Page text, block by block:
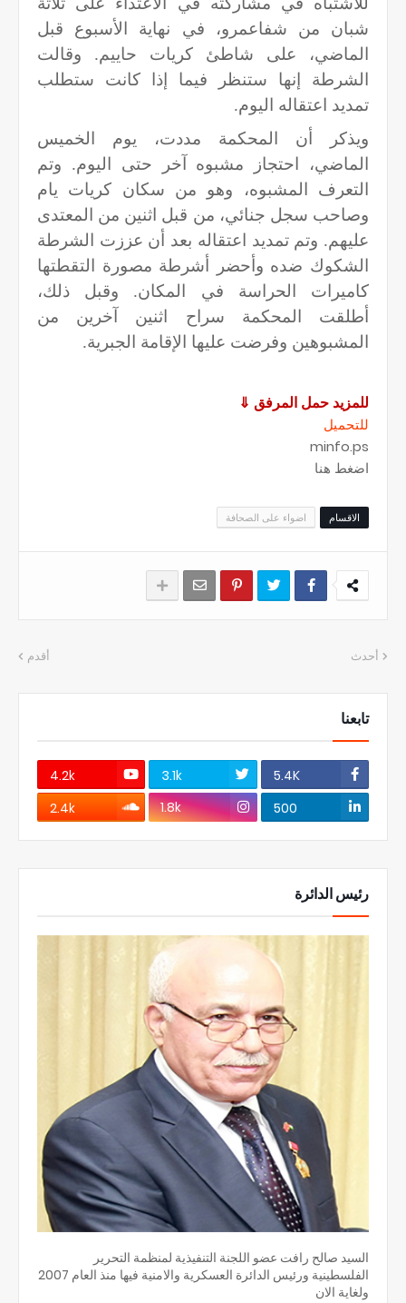
شبان من شفاعمرو، في نهاية الأسبوع قبل
الماضي، على شاطئ كريات حاييم. وقالت
الشرطة إنها ستنظر فيما إذا كانت ستطلب
تمديد اعتقاله اليوم.
ويذكر أن المحكمة مددت، يوم الخميس
الماضي، احتجاز مشبوه آخر حتى اليوم. وتم
التعرف المشبوه، وهو من سكان كريات يام
وصاحب سجل جنائي، من قبل اثنين من المعتدى
عليهم. وتم تمديد اعتقاله بعد أن عززت الشرطة
الشكوك ضده وأحضر أشرطة مصورة التقطتها
كاميرات الحراسة في المكان. وقبل ذلك،
أطلقت المحكمة سراح اثنين آخرين من
المشبوهين وفرضت عليها الإقامة الجبرية.
للمزيد حمل المرفق ⇓
للتحميل
minfo.ps
اضغط هنا
الاقسام اضواء على الصحافة
أحدث أقدم
تابعنا
5.4K
3.1k
4.2k
500
1.8k
2.4k
رئيس الدائرة
السيد صالح رافت عضو اللجنة التنفيذية لمنظمة التحرير
الفلسطينية ورئيس الدائرة العسكرية والامنية فيها منذ العام 2007
ولغاية الان